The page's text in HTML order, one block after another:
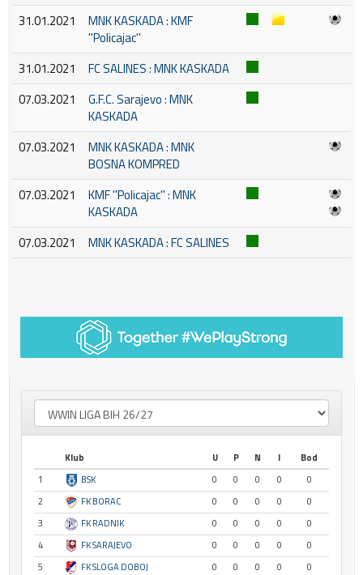
31.01.2021
MNK KASKADA : KMF
''Policajac''
31.01.2021
FC SALINES : MNK KASKADA
07.03.2021
G.F.C. Sarajevo : MNK
KASKADA
07.03.2021
MNK KASKADA : MNK
BOSNA KOMPRED
07.03.2021
KMF ''Policajac'' : MNK
KASKADA
07.03.2021
MNK KASKADA : FC SALINES
Klub U P N I
Bod
1
BSK 0 0 0 0
0
2
FK BORAC 0 0 0 0
0
3
FK RADNIK 0 0 0 0
0
4
FK SARAJEVO 0 0 0 0
0
5
FK SLOGA DOBOJ 0 0 0 0
0